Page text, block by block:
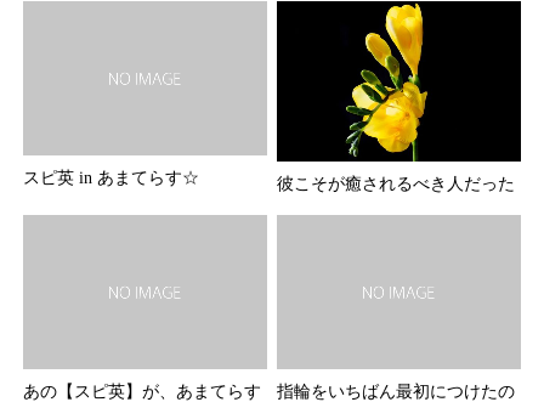
スピ英 in あまてらす☆ 彼こそが癒されるべき人だった
あの【スピ英】が、あまてらす 指輪をいちばん最初につけたの